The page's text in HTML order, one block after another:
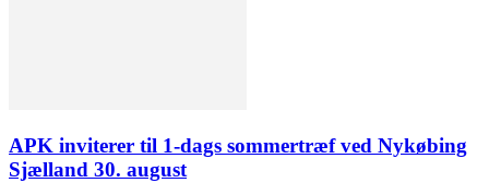
APK inviterer til 1-dags sommertræf ved Nykøbing
Sjælland 30. august